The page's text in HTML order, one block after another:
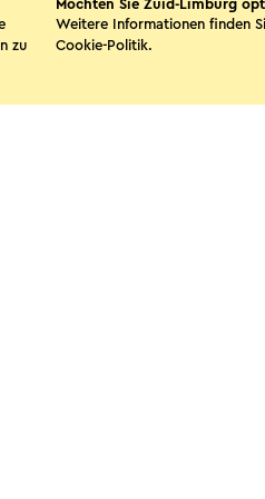
zu
Möchten Sie Zuid-Limburg
Weitere Informationen finden
Cookie-Politik.